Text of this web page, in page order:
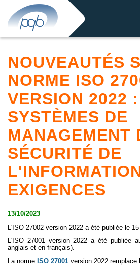
NOUVEAUTÉS
NORME ISO
VERSION 2022 :
SYSTÈMES DE
MANAGEMENT
SÉCURITÉ DE
EXIGENCES
13/10/2023
L'ISO 27002 version 2022 a été publiée le
L'ISO 27001 version 2022 a été publiée
anglais et en français).
La norme ISO 27001 version 2022 remplace